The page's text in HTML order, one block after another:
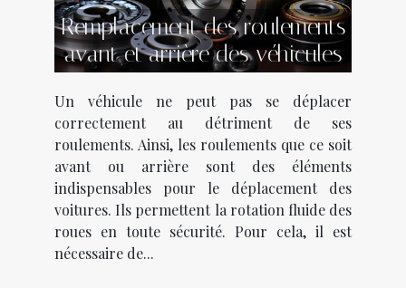
Remplacement des roulements
avant et arrière des véhicules
Un véhicule ne peut pas se déplacer
correctement au détriment de ses
roulements. Ainsi, les roulements que ce soit
avant ou arrière sont des éléments
indispensables pour le déplacement des
voitures. Ils permettent la rotation fluide des
roues en toute sécurité. Pour cela, il est
nécessaire de...